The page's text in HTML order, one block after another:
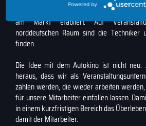
Seit 2002 ist das Unternehmen WeserStage
am Markt etabliert. Auf
norddeutschen Raum sind die Techniker
finden.
Die Idee mit dem Autokino ist nicht neu.
heraus, dass wir als
zählen werden, die wieder arbeiten
für unsere Mitarbeiter einfallen lassen.
in einem kurzfristigen Bereich das
damit der Mitarbeiter.
Powered by